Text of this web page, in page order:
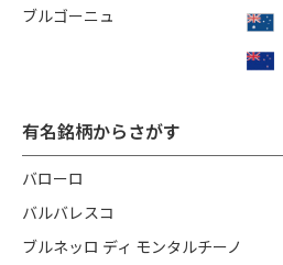
ブルゴーニュ
有名銘柄からさがす
バローロ
バルバレスコ
ブルネッロ ディ モンタルチーノ